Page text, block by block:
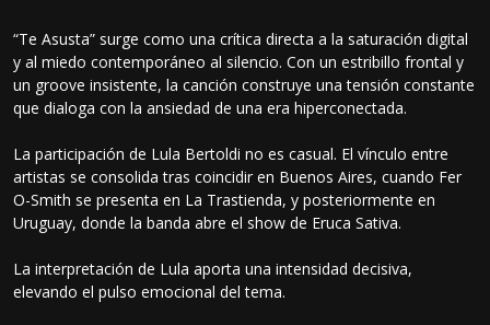
“Te Asusta” surge como una crítica directa a la saturación digital
y al miedo contemporáneo al silencio. Con un estribillo frontal y
un groove insistente, la canción construye una tensión constante
que dialoga con la ansiedad de una era hiperconectada.
La participación de Lula Bertoldi no es casual. El vínculo entre
artistas se consolida tras coincidir en Buenos Aires, cuando Fer
O-Smith se presenta en La Trastienda, y posteriormente en
Uruguay, donde la banda abre el show de Eruca Sativa.
La interpretación de Lula aporta una intensidad decisiva,
elevando el pulso emocional del tema.